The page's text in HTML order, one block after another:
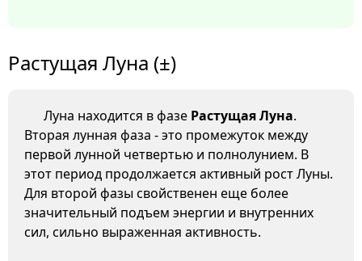
Растущая Луна (±)
Луна находится в фазе Растущая Луна.
Вторая лунная фаза - это промежуток между
первой лунной четвертью и полнолунием. В
этот период продолжается активный рост Луны.
Для второй фазы свойственен еще более
значительный подъем энергии и внутренних
сил, сильно выраженная активность.